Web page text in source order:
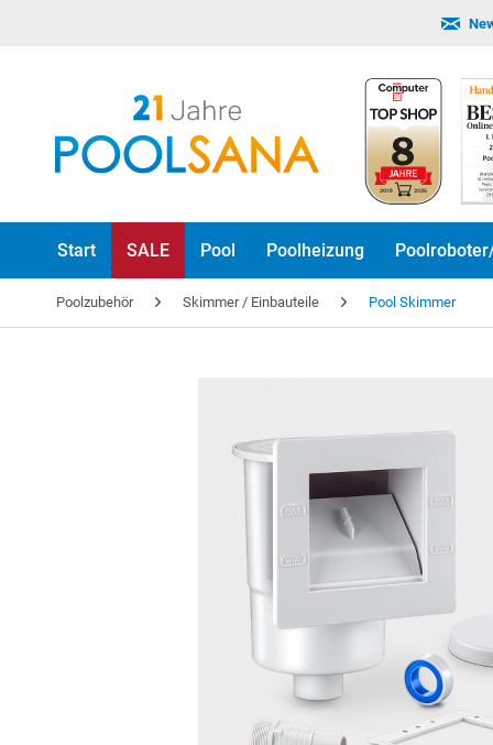
Start SALE Pool Poolheizung
Poolzubehör Skimmer / Einbauteile Pool Skimmer